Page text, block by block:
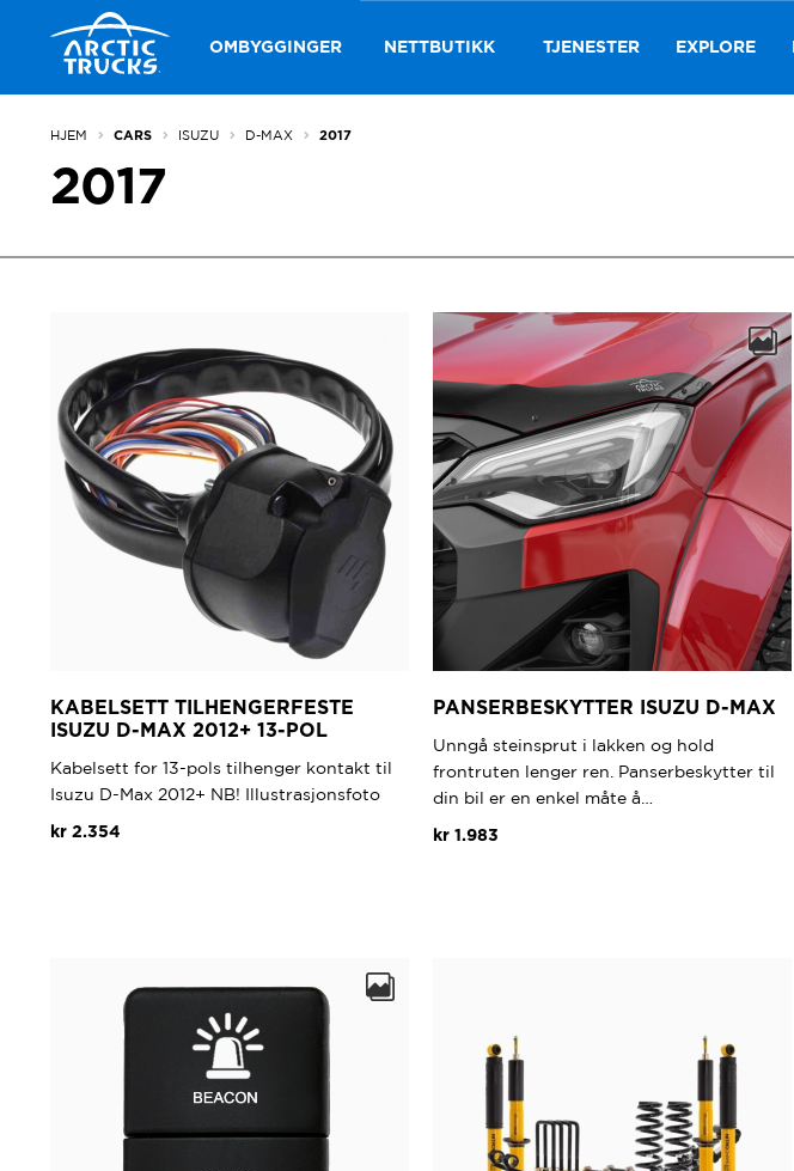
Hopp
til
navigasjon
Hopp
til
innhold
OMBYGGINGER NETTBUTIKK TJENESTER EXPLORE
HJEM CARS ISUZU D-MAX 2017
2017
KABELSETT TILHENGERFESTE
ISUZU D-MAX 2012+ 13-POL
Kabelsett for 13-pols tilhenger kontakt til
Isuzu D-Max 2012+ NB! Illustrasjonsfoto
kr 2.354
PANSERBESKYTTER ISUZU D-MAX
Unngå steinsprut i lakken og hold
frontruten lenger ren. Panserbeskytter til
din bil er en enkel måte å…
kr 1.983
produktsiden